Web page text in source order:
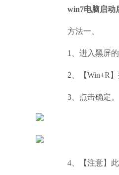
win7电脑启动
方法一、
1、进入黑屏的
2、【Win+R】打
3、点击确定。
4、【注意】此